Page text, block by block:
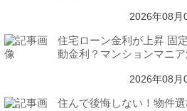
2026年08月
住宅ローン金利が上昇 固
動金利？マンションマニ
2026年08月
住んで後悔しない！物件